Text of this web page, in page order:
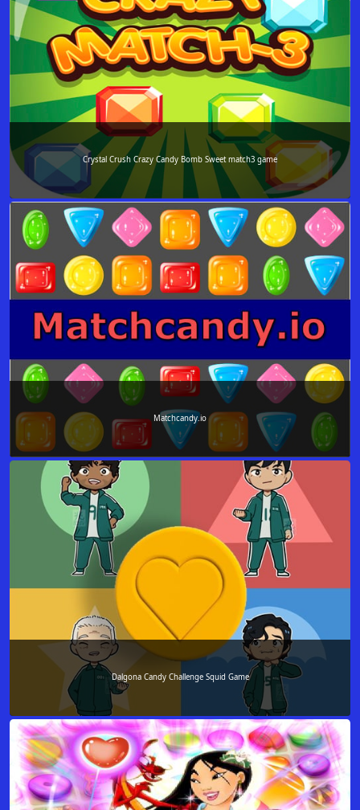
Crystal Crush Crazy Candy Bomb Sweet match3 game
Matchcandy.io
Dalgona Candy Challenge Squid Game